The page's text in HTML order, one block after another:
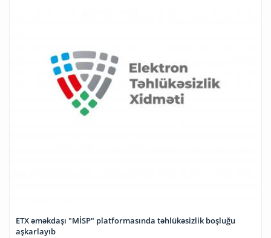
ETX əməkdaşı "MİSP" platformasında təhlükəsizlik boşluğu
aşkarlayıb